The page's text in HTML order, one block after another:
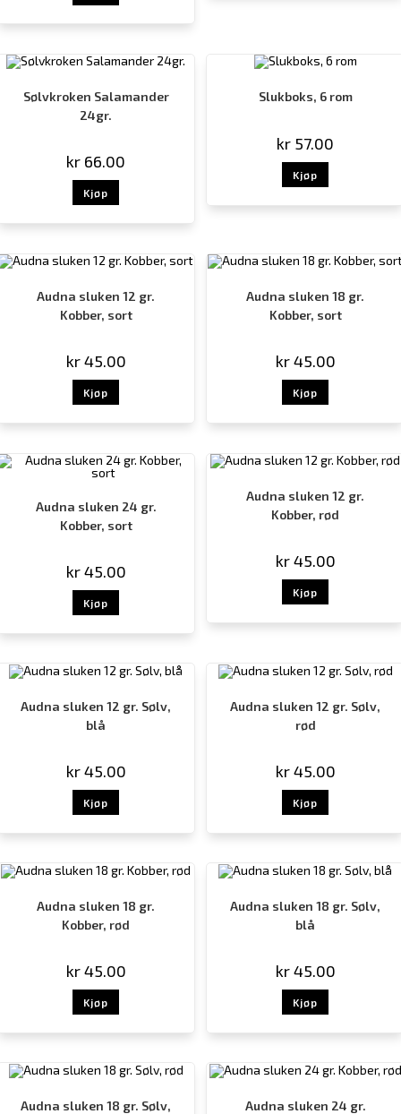
Sølvkroken Salamander
24gr.
kr 66.00
Kjøp
Slukboks, 6 rom
kr 57.00
Kjøp
Audna sluken 12 gr.
Kobber, sort
kr45.00
Kjøp
Audna sluken 18 gr.
Kobber, sort
kr45.00
Kjøp
Audna sluken 24 gr.
Kobber, sort
kr45.00
Kjøp
Audna sluken 12 gr.
Kobber, rød
kr45.00
Kjøp
Audna sluken 12 gr. Sølv,
blå
kr45.00
Kjøp
Audna sluken 12 gr. Sølv,
rød
kr45.00
Kjøp
Audna sluken 18 gr.
Kobber, rød
kr45.00
Kjøp
Audna sluken 18 gr. Sølv,
blå
kr45.00
Kjøp
Audna sluken 18 gr. Sølv,
Audna sluken 24 gr.